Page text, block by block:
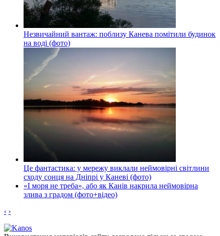
Незвичайний вантаж: поблизу Канева помітили будинок
на воді (фото)
Це фантастика: у мережу виклали неймовірні світлини
сходу сонця на Дніпрі у Каневі (фото)
«І моря не треба», або як Канів накрила неймовірна
злива з градом (фото+відео)
‹ ›